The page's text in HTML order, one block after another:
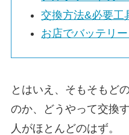
交換方法&必要工
お店でバッテリ
とはいえ、そもそもど
のか、どうやって交換
人がほとんどのはず。